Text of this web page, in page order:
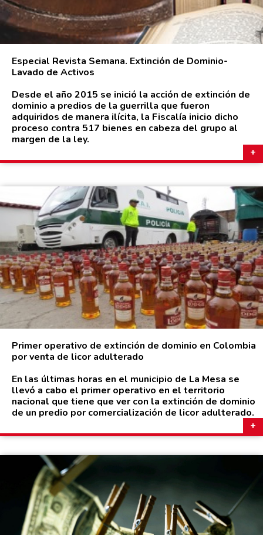
Especial Revista Semana. Extinción de Dominio-
Lavado de Activos
Desde el año 2015 se inició la acción de extinción de
dominio a predios de la guerrilla que fueron
adquiridos de manera ilícita, la Fiscalía inicio dicho
proceso contra 517 bienes en cabeza del grupo al
margen de la ley.
Primer operativo de extinción de dominio en Colombia
por venta de licor adulterado
En las últimas horas en el municipio de La Mesa se
llevó a cabo el primer operativo en el territorio
nacional que tiene que ver con la extinción de dominio
de un predio por comercialización de licor adulterado.